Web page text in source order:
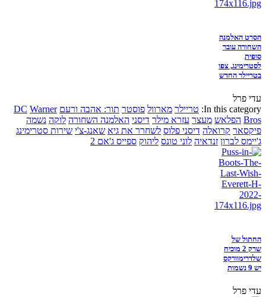
הסרט האלמנה
השחורה עובר
סופית
לסטרימינג, צפו
בטריילר החדש
עדי פרל
In this category: טריילר מארוול פוסטר תור: אהבה ורעם DC Warner
Bros הפלאש מעצר עזרא מילר דיסני האלמנה השחורה לוקה נשמה
פיקסאר קרואלה דיסני פלוס לשחרר את גיא שאנג-צ'י שירות סטרימינג
ג'יימס לברון זנדאיה לוני טונס ליהוק ספייס ג'אם 2
החתול של
שרק 2 מוכיח
שלדרימוורקס
יש 9 נשמות
עדי פרל